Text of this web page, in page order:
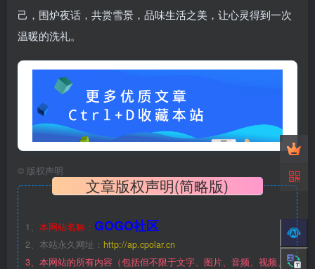
己，围炉夜话，共赏雪景，品味生活之美，让心灵得到一次
温暖的洗礼。
© 版权声明
文章版权声明(简略版)
1、 本网站名称： GOGO社区
2、本站永久网址： http://ap.cpolar.cn
3、本网站的所有内容（包括但不限于文字、图片、音频、视频、